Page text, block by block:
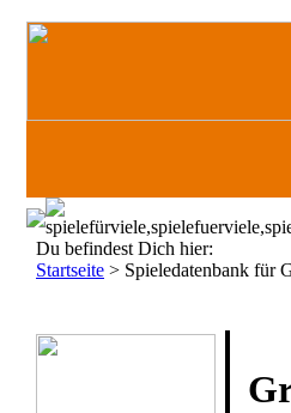
Du befindest Dich hier:
Startseite > Spieledatenbank für